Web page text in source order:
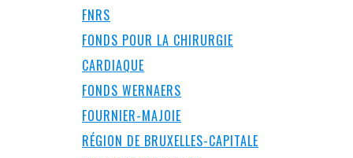
FNRS
FONDS POUR LA CHIRURGIE
CARDIAQUE
FONDS WERNAERS
FOURNIER-MAJOIE
RÉGION DE BRUXELLES-CAPITALE